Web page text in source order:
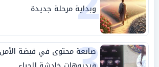
وبداية مرحلة جديدة
صانعة محتوى في قبضة